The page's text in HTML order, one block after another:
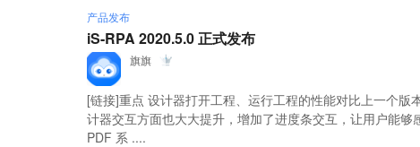
产品发布
iS-RPA 2020.5.0 正式发布
旗旗
[链接]重点 设计器打开工程、运行工程的性能对比上一个
计器交互方面也大大提升，增加了进度条交互，让用户能
PDF 系 ....